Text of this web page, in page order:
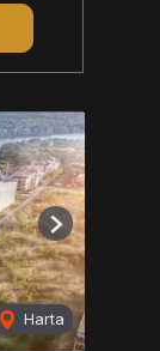
Harta
Next